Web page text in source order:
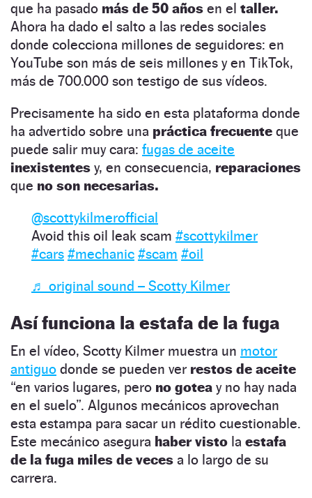
que ha pasado más de 50 años en el taller.
Ahora ha dado el salto a las redes sociales
donde colecciona millones de seguidores: en
YouTube son más de seis millones y en TikTok,
más de 700.000 son testigo de sus vídeos.
Precisamente ha sido en esta plataforma donde
ha advertido sobre una práctica frecuente que
puede salir muy cara: fugas de aceite
inexistentes y, en consecuencia, reparaciones
que no son necesarias.
@scottykilmerofficial
Avoid this oil leak scam #scottykilmer
#cars #mechanic #scam #oil
♬ original sound – Scotty Kilmer
Así funciona la estafa de la fuga
En el vídeo, Scotty Kilmer muestra un motor
antiguo donde se pueden ver restos de aceite
“en varios lugares, pero no gotea y no hay nada
en el suelo”. Algunos mecánicos aprovechan
esta estampa para sacar un rédito cuestionable.
Este mecánico asegura haber visto la estafa
de la fuga miles de veces a lo largo de su
carrera.